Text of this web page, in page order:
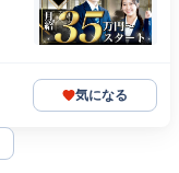
気になる